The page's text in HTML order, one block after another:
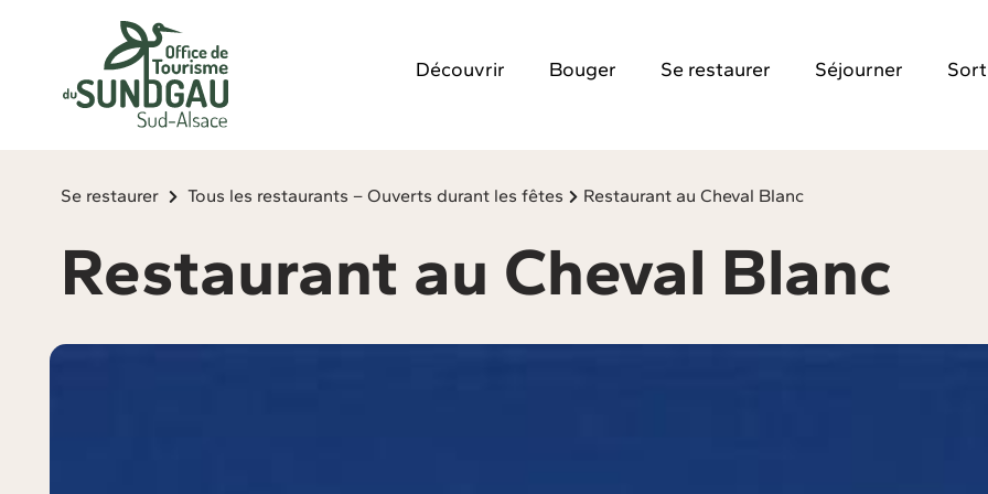
Découvrir Bouger Se restaurer Séjourner
Se restaurer Tous les restaurants – Ouverts durant les fêtes Restaurant au Cheval Blanc
Restaurant au Cheval Blanc